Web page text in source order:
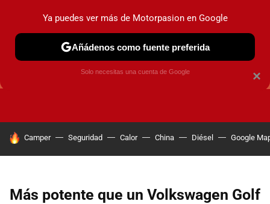
GUÍAS DE COMPRA OFERTAS DE COCHES CONSEJOS
HOY SE HABLA DE
Camper Seguridad Calor China Diésel Google
Más potente que un Volkswagen Golf
×
Ya puedes ver más de Motorpasion en Google
Añádenos como fuente preferida
Solo necesitas una cuenta de Google